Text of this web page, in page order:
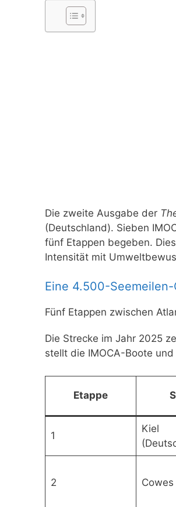
Die zweite Ausgabe der
(Deutschland). Sieben
fünf Etappen begeben.
Intensität mit
Eine 4.500-
Fünf Etappen zwischen
Die Strecke im Jahr 2025
stellt die IMOCA-Boote
Etappe
1
Kiel
2 Cowes